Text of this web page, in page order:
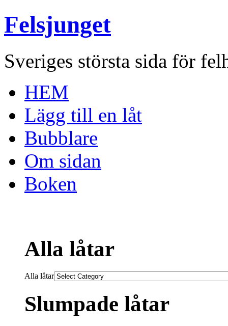
Felsjunget
Sveriges största sida för
HEM
Lägg till en låt
Bubblare
Om sidan
Boken
Alla låtar
Alla låtar
Slumpade låtar